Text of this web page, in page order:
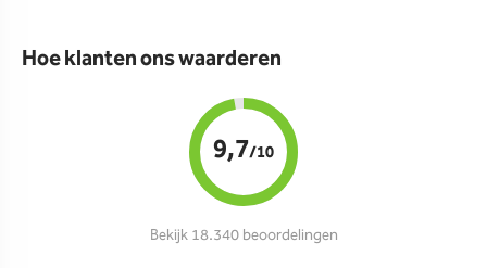
Hoe klanten ons waarderen
9,7/10
Bekijk 18.340 beoordelingen